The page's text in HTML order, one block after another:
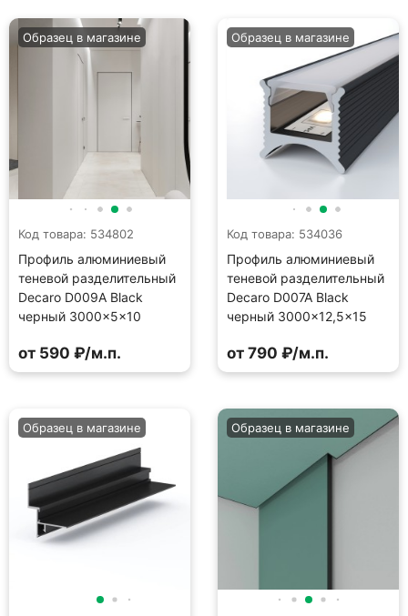
Код товара: 534802
Профиль алюминиевый
теневой разделительный
Decaro D009A Black
черный 3000×5×10
Образец в магазине
от 590 ₽/м.п.
Код товара: 534036
Профиль алюминиевый
теневой разделительный
Decaro D007A Black
черный 3000×12,5×15
Образец в магазине
от 790 ₽/м.п.
Образец в магазине Образец в магазине